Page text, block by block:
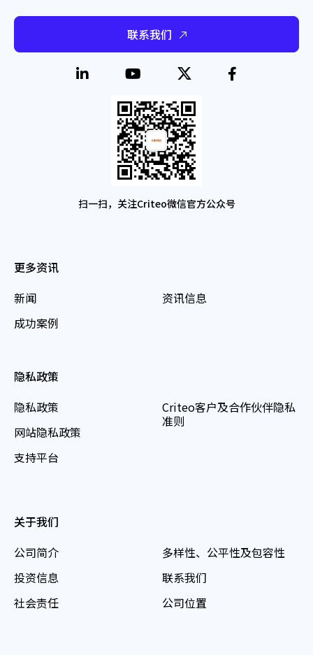
联系我们
扫一扫，关注Criteo微信官方公众号
更多资讯
新闻
成功案例
资讯信息
隐私政策
隐私政策
网站隐私政策
支持平台
Criteo客户及合作伙伴隐私
准则
关于我们
公司简介
投资信息
社会责任
多样性、公平性及包容性
联系我们
公司位置